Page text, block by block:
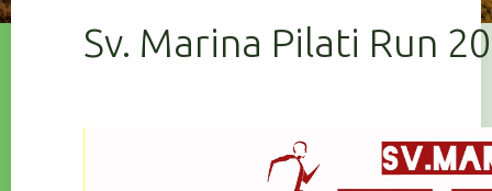
Sv. Marina Pilati Run